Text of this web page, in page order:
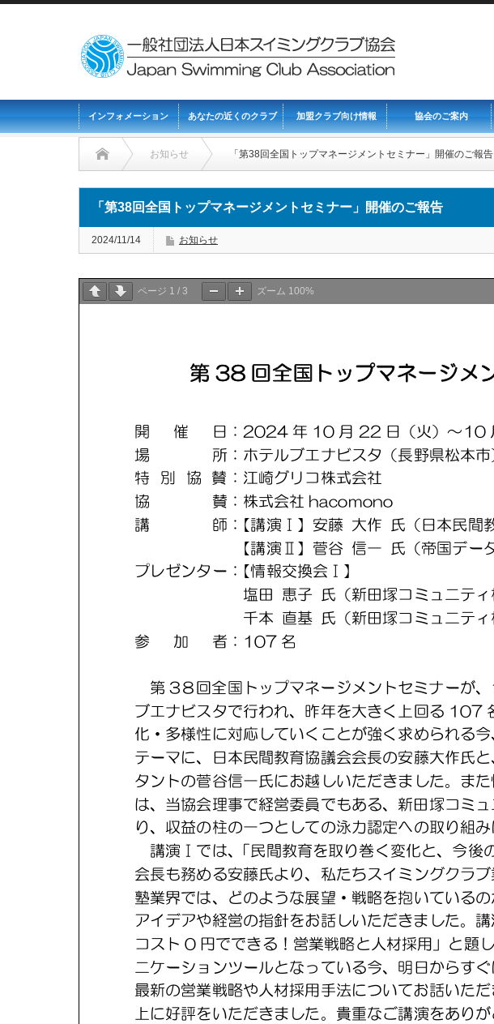
インフォメーション あなたの近くのクラブ 加盟クラブ向け情報 協会のご案内
お知らせ 「第38回全国トップマネージメントセミナー」開催のご報告
「第38回全国トップマネージメントセミナー」開催のご報告
2024/11/14 お知らせ
ページ 1 / 3 ズーム 100%